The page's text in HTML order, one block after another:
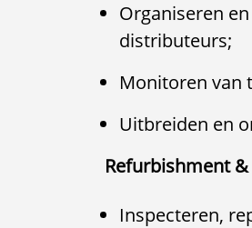
Organiseren
distributeurs;
Monitoren van
Uitbreiden en
Refurbishment
Inspecteren,